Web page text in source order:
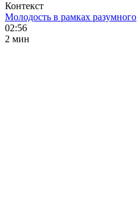
Контекст
Молодость в рамках разумного
02:56
2 мин